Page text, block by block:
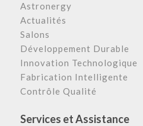
Astronergy
Actualités
Salons
Développement Durable
Innovation Technologique
Fabrication Intelligente
Contrôle Qualité
Services et Assistance